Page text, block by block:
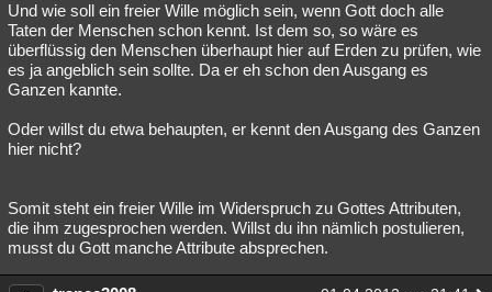
Und wie soll ein freier Wille möglich sein, wenn Gott doch alle
Taten der Menschen schon kennt. Ist dem so, so wäre es
überflüssig den Menschen überhaupt hier auf Erden zu prüfen, wie
es ja angeblich sein sollte. Da er eh schon den Ausgang es
Ganzen kannte.
Oder willst du etwa behaupten, er kennt den Ausgang des Ganzen
hier nicht?
Somit steht ein freier Wille im Widerspruch zu Gottes Attributen,
die ihm zugesprochen werden. Willst du ihn nämlich postulieren,
musst du Gott manche Attribute absprechen.